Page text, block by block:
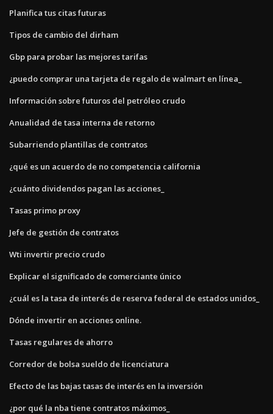
Planifica tus citas futuras
Tipos de cambio del dirham
Gbp para probar las mejores tarifas
¿puedo comprar una tarjeta de regalo de walmart en línea_
Información sobre futuros del petróleo crudo
Anualidad de tasa interna de retorno
Subarriendo plantillas de contratos
¿qué es un acuerdo de no competencia california
¿cuánto dividendos pagan las acciones_
Tasas primo proxy
Jefe de gestión de contratos
Wti invertir precio crudo
Explicar el significado de comerciante único
¿cuál es la tasa de interés de reserva federal de estados unidos_
Dónde invertir en acciones online.
Tasas regulares de ahorro
Corredor de bolsa sueldo de licenciatura
Efecto de las bajas tasas de interés en la inversión
¿por qué la nba tiene contratos máximos_